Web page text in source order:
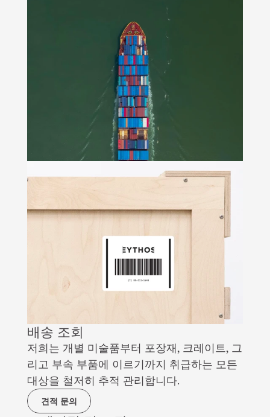
배송 조회
저희는 개별 미술품부터 포장재, 크레이트, 그
리고 부속 부품에 이르기까지 취급하는 모든
대상을 철저히 추적 관리합니다.
견적 문의